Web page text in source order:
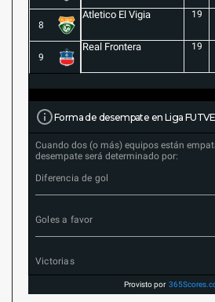
8
Atletico El Vigia 19
9
Real Frontera 19
Forma de desempate en Liga
Cuando dos (o más) equipos están
desempate será determinado por:
Diferencia de gol
Goles a favor
Victorias
Provisto por